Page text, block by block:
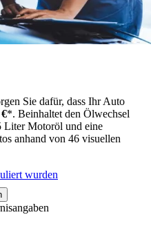
Sie dafür, dass Ihr Auto
*. Beinhaltet den Ölwechsel
Liter Motoröl und eine
anhand von 46 visuellen
wurden